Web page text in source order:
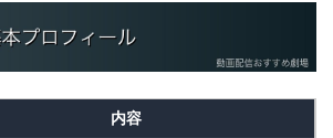
内容